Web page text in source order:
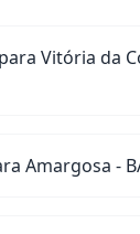
Vitória da
Amargosa -